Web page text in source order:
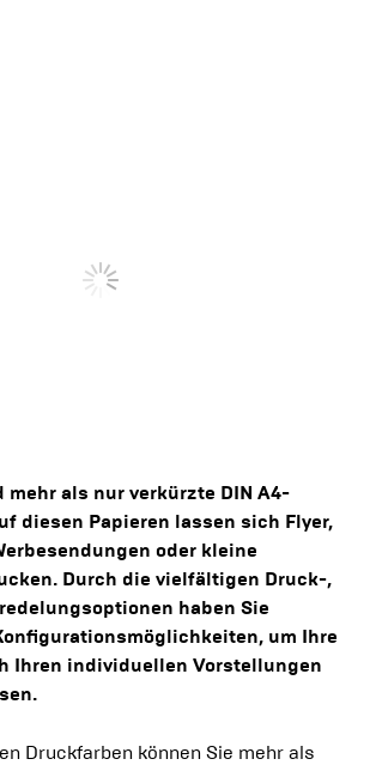
mehr als nur verkürzte DIN A4-
diesen Papieren lassen sich Flyer,
oder kleine
Durch die vielfältigen Druck-,
haben Sie
um Ihre
Ihren individuellen Vorstellungen
Druckfarben können Sie mehr als